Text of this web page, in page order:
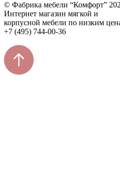
© Фабрика мебели “Комфорт”
Интернет магазин мягкой и
корпусной мебели по низким
+7 (495) 744-00-36